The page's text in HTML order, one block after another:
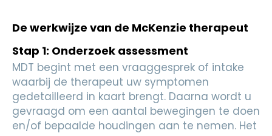
De werkwijze van de McKenzie therapeut
Stap 1: Onderzoek assessment
MDT begint met een vraaggesprek of intake
waarbij de therapeut uw symptomen
gedetailleerd in kaart brengt. Daarna wordt u
gevraagd om een aantal bewegingen te doen
en/of bepaalde houdingen aan te nemen. Het